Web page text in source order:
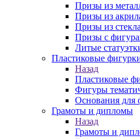
Призы из
Призы из
Призы из
Призы с
Литые
Пластиковые
Назад
Пластиковые
Фигуры
Основания для
Грамоты и дипломы
Назад
Грамоты и